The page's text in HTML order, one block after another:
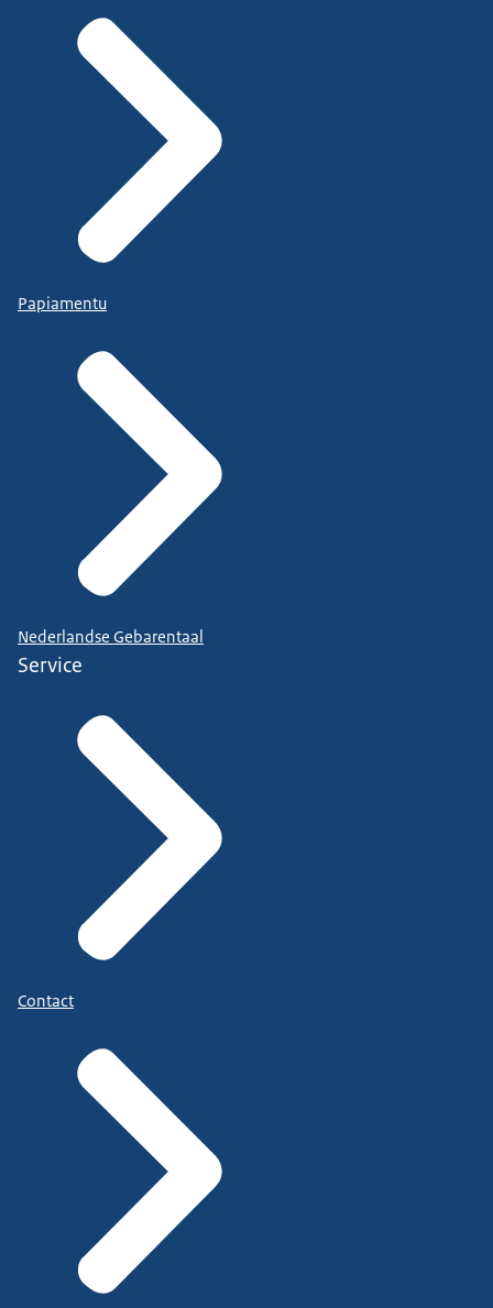
Papiamentu
Nederlandse Gebarentaal
Service
Contact